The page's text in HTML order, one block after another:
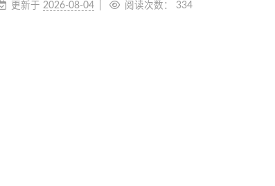
更新于 2026-08-04 阅读次数： 334